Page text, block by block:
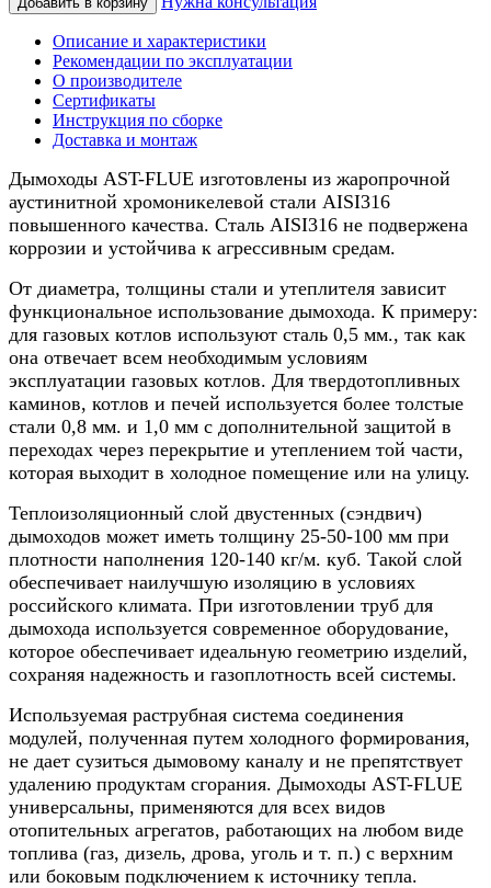
Дымоход
газового
котла
нерж.,
150/200мм,
Описание и характеристики
Рекомендации по эксплуатации
О производителе
Сертификаты
Инструкция по сборке
Доставка и монтаж
Дымоходы AST-FLUE изготовлены из жаропрочной
аустинитной хромоникелевой стали AISI316
повышенного качества. Сталь AISI316 не подвержена
коррозии и устойчива к агрессивным средам.
От диаметра, толщины стали и утеплителя зависит
функциональное использование дымохода. К примеру:
для газовых котлов используют сталь 0,5 мм., так как
она отвечает всем необходимым условиям
эксплуатации газовых котлов. Для твердотопливных
каминов, котлов и печей используется более толстые
стали 0,8 мм. и 1,0 мм с дополнительной защитой в
переходах через перекрытие и утеплением той части,
которая выходит в холодное помещение или на улицу.
Теплоизоляционный слой двустенных (сэндвич)
дымоходов может иметь толщину 25-50-100 мм при
плотности наполнения 120-140 кг/м. куб. Такой слой
обеспечивает наилучшую изоляцию в условиях
российского климата. При изготовлении труб для
дымохода используется современное оборудование,
которое обеспечивает идеальную геометрию изделий,
сохраняя надежность и газоплотность всей системы.
Используемая раструбная система соединения
модулей, полученная путем холодного формирования,
не дает сузиться дымовому каналу и не препятствует
удалению продуктам сгорания. Дымоходы AST-FLUE
универсальны, применяются для всех видов
отопительных агрегатов, работающих на любом виде
топлива (газ, дизель, дрова, уголь и т. п.) с верхним
или боковым подключением к источнику тепла.